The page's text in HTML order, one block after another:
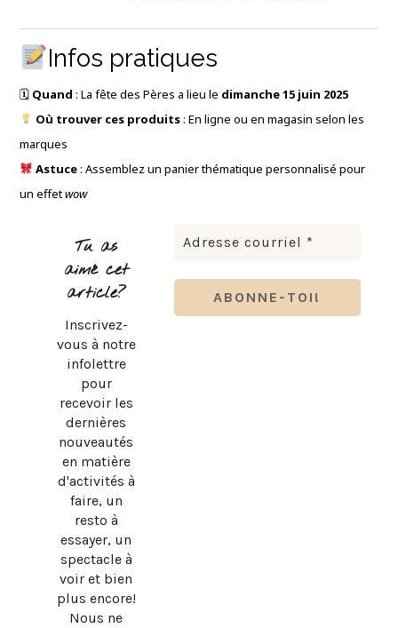
Infos pratiques
🗓 Quand : La fête des Pères a lieu le dimanche 15 juin 2025
Où trouver ces produits: En ligne ou en magasin selon les
marques
Astuce: Assemblez un panier thématique personnalisé pour
un effetwow
Tu as
aimé cet
article?
Inscrivez-
vous à notre
infolettre
pour
recevoir les
dernières
nouveautés
en matière
d'activités à
faire, un
resto à
essayer, un
spectacle à
voir et bien
plus encore!
Nous ne